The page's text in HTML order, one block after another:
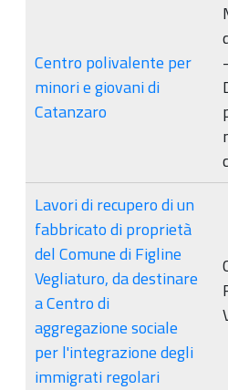
Centro polivalente per
minori e giovani di
Catanzaro
-
Lavori di recupero di un
fabbricato di proprietà
del Comune di Figline
Vegliaturo, da destinare
a Centro di
aggregazione sociale
per l'integrazione degli
immigrati regolari